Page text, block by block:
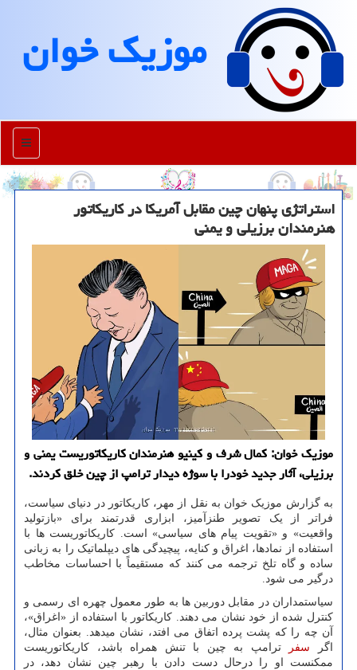
موزیك خوان
منو
استراتژی پنهان چین مقابل آمریکا در کاریکاتور
هنرمندان برزیلی و یمنی
موزیک خوان: کمال شرف و کینیو هنرمندان کاریکاتوریست یمنی و
برزیلی، آثار جدید خودرا با سوژه دیدار ترامپ از چین خلق کردند.
به گزارش موزیک خوان به نقل از مهر، کاریکاتور در دنیای سیاست،
فراتر از یک تصویر طنزآمیز، ابزاری قدرتمند برای «بازتولید
واقعیت» و «تقویت پیام های سیاسی» است. کاریکاتوریست ها با
استفاده از نمادها، اغراق و کنایه، پیچیدگی های دیپلماتیک را به زبانی
ساده و گاه تلخ ترجمه می کنند که مستقیماً با احساسات مخاطب
درگیر می شود.
سیاستمداران در مقابل دوربین ها به طور معمول چهره ای رسمی و
کنترل شده از خود نشان می دهند. کاریکاتور با استفاده از «اغراق»،
آن چه را که پشت پرده اتفاق می افتد، نشان میدهد. بعنوان مثال،
اگر سفر
ترامپ به چین با تنش همراه باشد، کاریکاتوریست
ممکنست او را درحال دست دادن با رهبر چین نشان دهد، در